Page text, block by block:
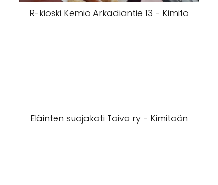
R-kioski Kemiö Arkadiantie 13 - Kimito
Eläinten suojakoti Toivo ry - Kimitoön